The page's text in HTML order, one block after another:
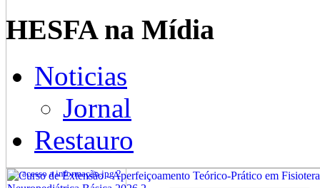
HESFA na Mídia
Noticias
Jornal
Restauro